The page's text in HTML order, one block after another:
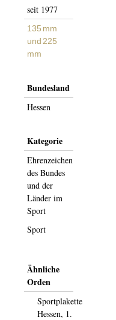
seit 1977
135 mm
und 225
mm
Bundesland
Hessen
Kategorie
Ehrenzeichen
des Bundes
und der
Länder im
Sport
Sport
Ähnliche
Orden
Sportplakette
Hessen, 1.